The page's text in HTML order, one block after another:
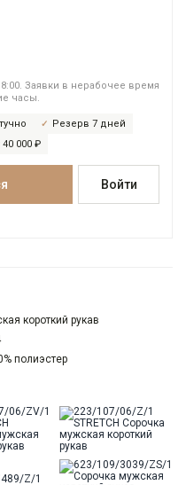
Заявки в нерабочее время
часы.
Резерв 7 дней
000 ₽
Войти
короткий рукав
полиэстер